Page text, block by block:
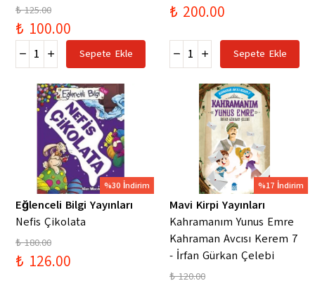
₺ 125.00
₺ 100.00
Sepete Ekle
₺ 200.00
Sepete Ekle
%30 İndirim
Eğlenceli Bilgi Yayınları
Nefis Çikolata
₺ 180.00
₺ 126.00
%17 İndirim
Mavi Kirpi Yayınları
Kahramanım Yunus Emre
Kahraman Avcısı Kerem 7
- İrfan Gürkan Çelebi
₺ 120.00